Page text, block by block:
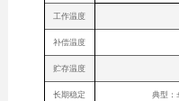
工作温度
补偿温度
贮存温度
长期稳定 典型